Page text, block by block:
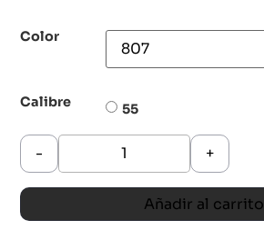
Color
Calibre 55
- +
Añadir al carrito